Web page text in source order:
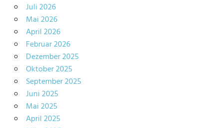
Juli 2026
Mai 2026
April 2026
Februar 2026
Dezember 2025
Oktober 2025
September 2025
Juni 2025
Mai 2025
April 2025